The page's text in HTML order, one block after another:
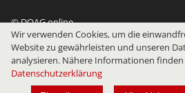
© DOAG online
Impressum
Datenschutz
Wir verwenden Cookies, um die
Website zu gewährleisten und unseren
analysieren. Nähere Informationen finden
Datenschutzerklärung